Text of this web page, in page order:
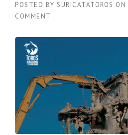
POSTED BY SURICATATOROS ON
COMMENT